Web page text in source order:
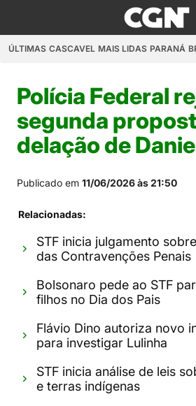
ÚLTIMAS CASCAVEL MAIS LIDAS PARANÁ
Polícia Federal
segunda
delação de
Publicado em 11/06/2026 às 21:50
Relacionadas:
STF inicia julgamento
das Contravenções Penais
Bolsonaro pede ao STF
filhos no Dia dos Pais
Flávio Dino autoriza novo
para investigar Lulinha
STF inicia análise de leis
e terras indígenas